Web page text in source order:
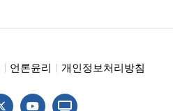
언론윤리 개인정보처리방침